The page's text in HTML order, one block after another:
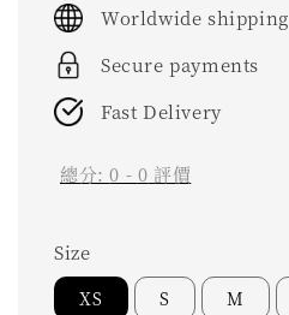
Worldwide shipping
Secure payments
Fast Delivery
總分:0 - 0 評價
Size
XS S M